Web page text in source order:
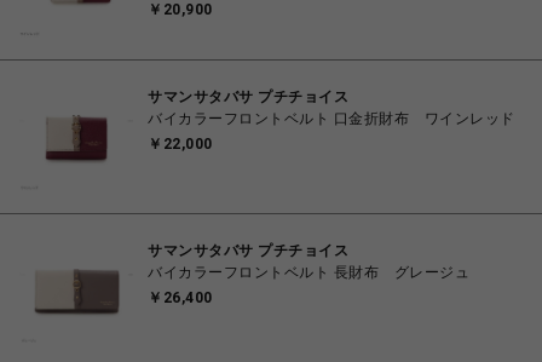
￥20,900
サマンサタバサ プチチョイス
バイカラーフロントベルト 口金折財布 ワインレッド
￥22,000
サマンサタバサ プチチョイス
バイカラーフロントベルト 長財布 グレージュ
￥26,400